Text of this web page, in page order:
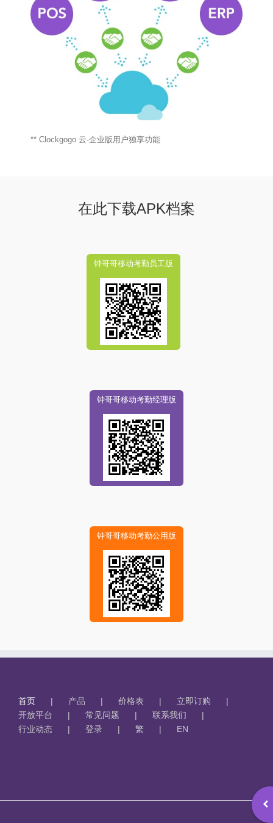
** Clockgogo 云-企业版用户独享功能
在此下载APK档案
钟哥哥移动考勤员工版
钟哥哥移动考勤经理版
钟哥哥移动考勤公用版
首页 产品 价格表
立即订购
开放平台
常见问题
联系我们
行业动态
登录 繁 EN